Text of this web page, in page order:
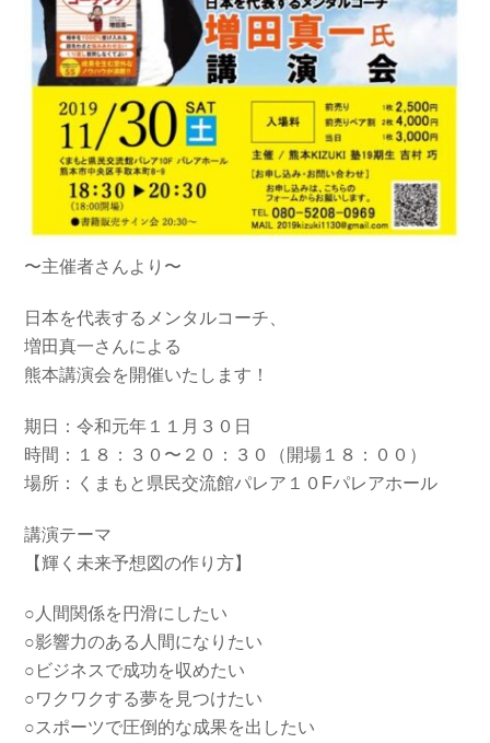
〜主催者さんより〜
日本を代表するメンタルコーチ、
増田真一さんによる
熊本講演会を開催いたします！
期日：令和元年１１月３０日
時間：１８：３０〜２０：３０（開場１８：００）
場所：くまもと県民交流館パレア１０Fパレアホール
講演テーマ
【輝く未来予想図の作り方】
○人間関係を円滑にしたい
○影響力のある人間になりたい
○ビジネスで成功を収めたい
○ワクワクする夢を見つけたい
○スポーツで圧倒的な成果を出したい